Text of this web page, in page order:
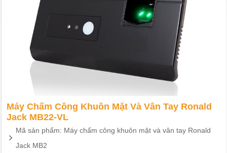
Máy Chấm Công Khuôn Mặt Và Vân Tay Ronald
Jack MB22-VL
Mã sản phẩm: Máy chấm công khuôn mặt và vân tay Ronald
Jack MB2